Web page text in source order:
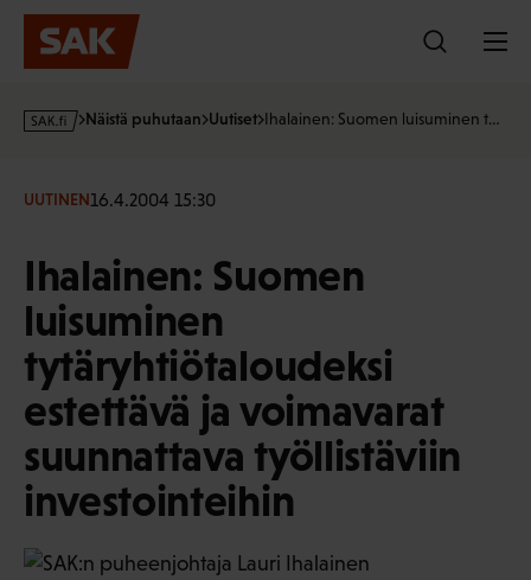
Hyppää
sisältöön
s
·
Näistä puhutaan Uutiset Ihalainen: Suomen luisuminen t…
UUTINEN16.4.2004 15:30
Ihalainen: Suomen
luisuminen
tytäryhtiötaloudeksi
estettävä ja voimavarat
suunnattava työllistäviin
investointeihin